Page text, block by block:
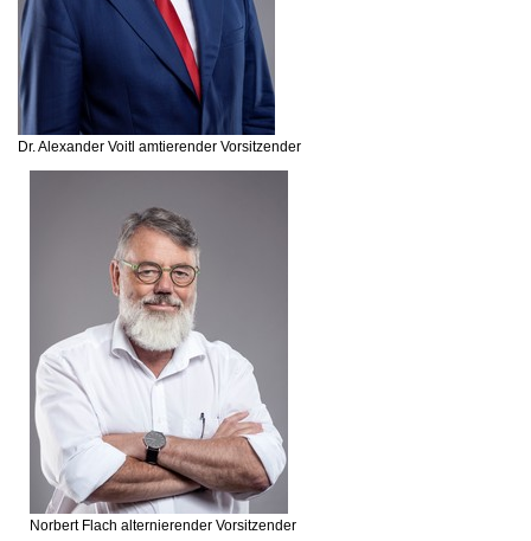
Dr. Alexander Voitl amtierender Vorsitzender
Norbert Flach alternierender Vorsitzender